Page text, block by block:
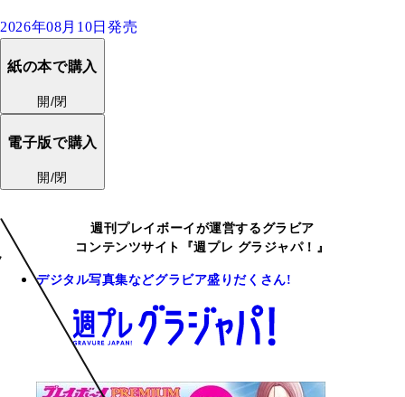
2026年08月10日発売
紙の本で購入
開/閉
電子版で購入
開/閉
週刊プレイボーイが運営するグラビア
コンテンツサイト『週プレ グラジャパ！』
デジタル写真集などグラビア盛りだくさん!